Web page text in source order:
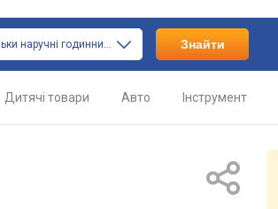
тільки наручні годинники Знайти
Дитячі товари Авто Інструмент